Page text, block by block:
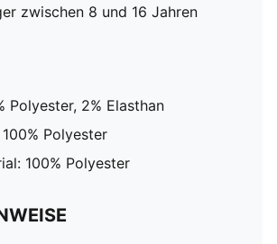
zwischen 8 und 16 Jahren
Polyester, 2% Elasthan
Polyester
100% Polyester